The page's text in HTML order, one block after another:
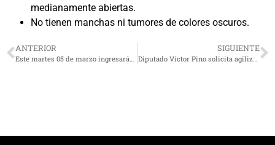
medianamente abiertas.
No tienen manchas ni tumores de colores oscuros.
ANTERIOR
Este martes 05 de marzo ingresarán a clases cerca de 31 mil estudiantes en la región
SIGUIENTE
Diputado Víctor Pino solicita agilizar la creación de la subsecretaría de Recursos Hídricos